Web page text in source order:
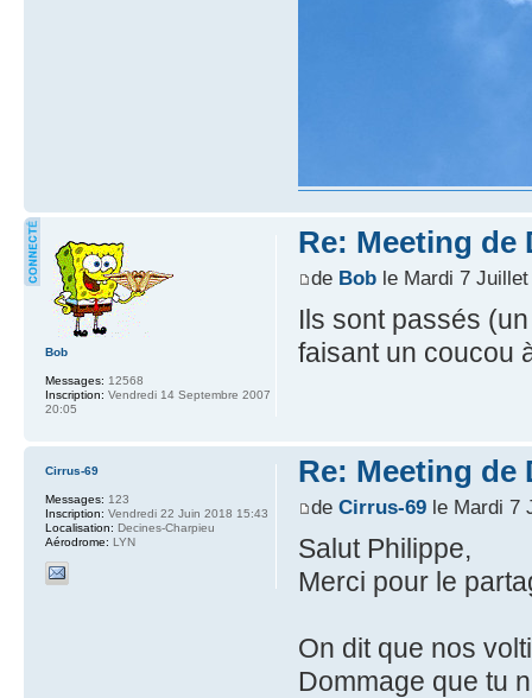
Re: Meeting de
de Boble Mardi 7 Juillet
Ils sont passés
faisant un coucou
Bob
Messages: 12568
Inscription: Vendredi 14 Septembre 2007
20:05
Re: Meeting de
de Cirrus-69le Mardi 7
Salut Philippe,
Merci pour le
On dit que nos
Dommage que tu
Cirrus-69
Messages: 123
Inscription: Vendredi 22 Juin 2018 15:43
Localisation: Decines-Charpieu
Aérodrome: LYN